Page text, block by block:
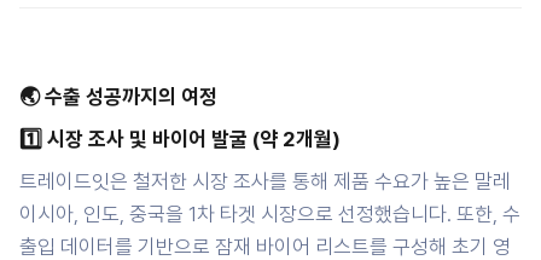
🌏 수출 성공까지의 여정
1️⃣ 시장 조사 및 바이어 발굴 (약 2개월)
트레이드잇은 철저한 시장 조사를 통해 제품 수요가 높은 말레
이시아, 인도, 중국을 1차 타겟 시장으로 선정했습니다. 또한, 수
출입 데이터를 기반으로 잠재 바이어 리스트를 구성해 초기 영